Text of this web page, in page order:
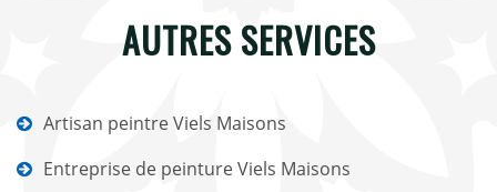
AUTRES SERVICES
Artisan peintre Viels Maisons
Entreprise de peinture Viels Maisons